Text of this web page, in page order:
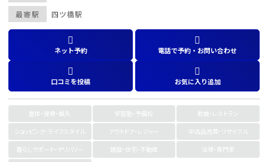
最寄駅 四ツ橋駅
ネット予約 電話で予約・お問い合わせ
口コミを投稿 お気に入り追加
整体・接骨・鍼灸 学習塾・予備校
飲食・レストラン
ショッピング・ライフスタイル
アウトドア・レジャー
中古品売買・リサイクル
暮らしサポート・デリバリー
建設・住宅・不動産
法律・専門家